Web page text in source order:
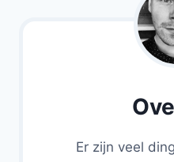
Er zijn veel